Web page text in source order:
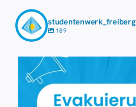
studentenwerk_freiberg
189